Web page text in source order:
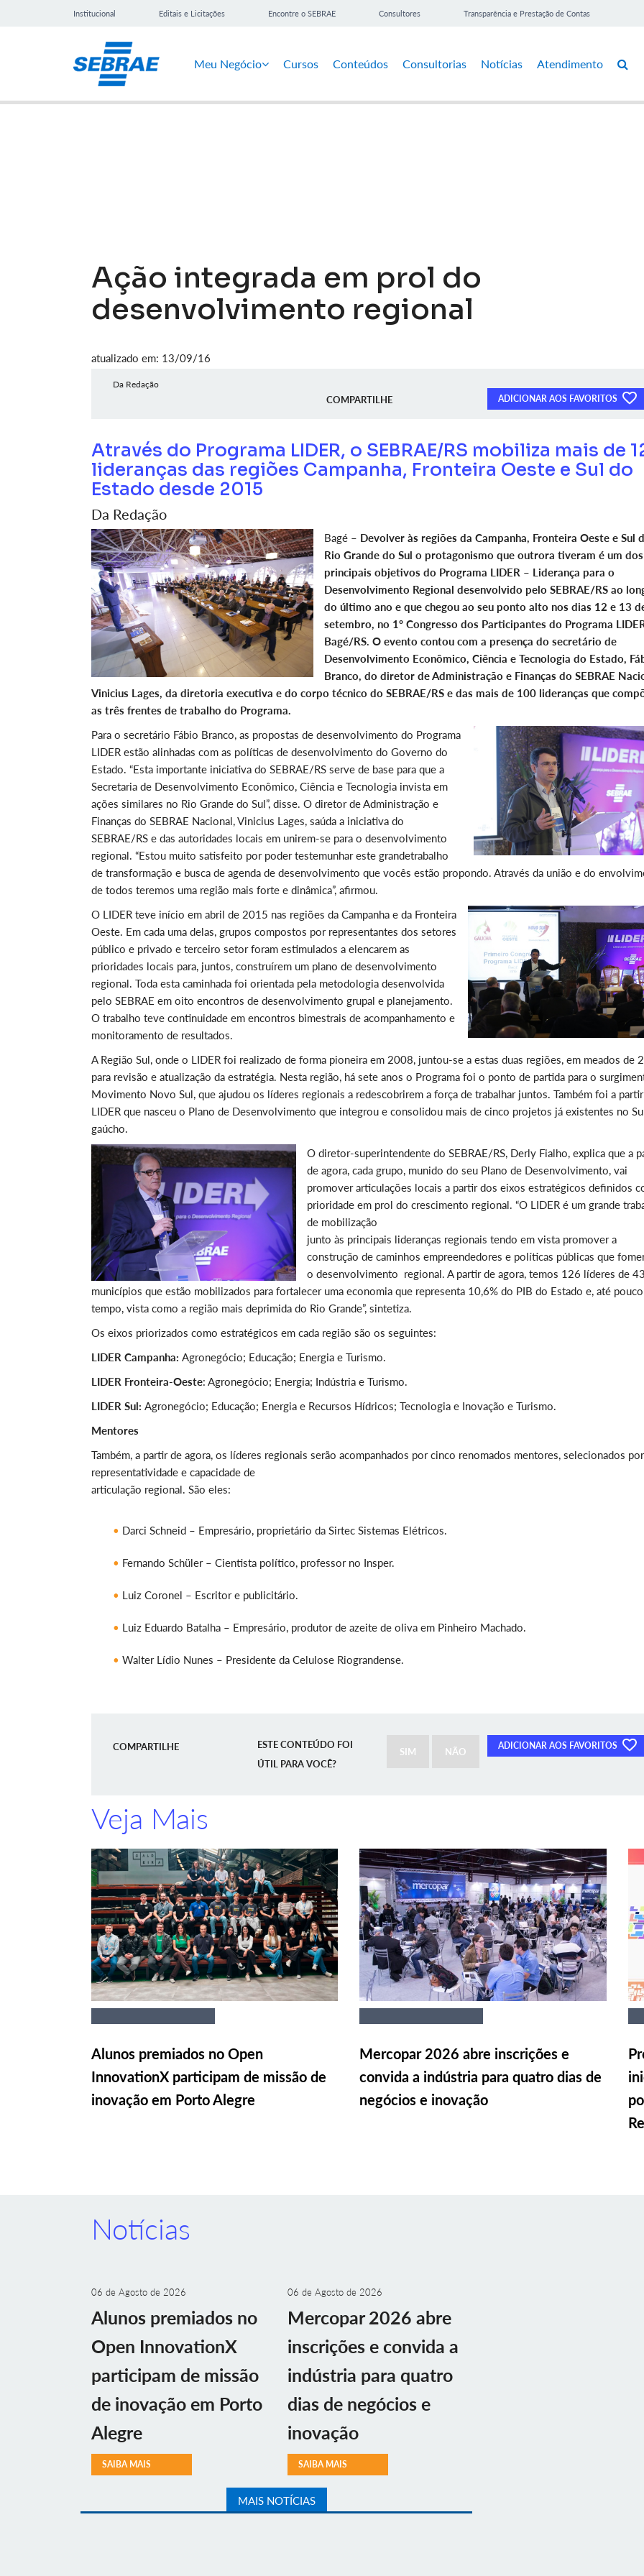
Institucional Editais e Licitações Encontre o SEBRAE Consultores Transparência e Prestação de Contas
Meu Negócio Cursos Conteúdos Consultorias Notícias Atendimento
Ação integrada em prol do
desenvolvimento regional
atualizado em: 13/09/16
Da Redação
COMPARTILHE ADICIONAR AOS FAVORITOS
Através do Programa LIDER, o SEBRAE/RS mobiliza mais de
lideranças das regiões Campanha, Fronteira Oeste e Sul do
Estado desde 2015
Da Redação
Bagé – Devolver às regiões da Campanha, Fronteira Oeste e Sul
Rio Grande do Sul o protagonismo que outrora tiveram é um dos
principais objetivos do Programa LIDER – Liderança para o
Desenvolvimento Regional desenvolvido pelo SEBRAE/RS ao
do último ano e que chegou ao seu ponto alto nos dias 12 e 13
setembro, no 1º Congresso dos Participantes do Programa
Bagé/RS. O evento contou com a presença do secretário de
Desenvolvimento Econômico, Ciência e Tecnologia do Estado,
Branco, do diretor de Administração e Finanças do SEBRAE
Vinicius Lages, da diretoria executiva e do corpo técnico do SEBRAE/RS e das mais de 100 lideranças que
as três frentes de trabalho do Programa.
Para o secretário Fábio Branco, as propostas de desenvolvimento do Programa
LIDER estão alinhadas com as políticas de desenvolvimento do Governo do
Estado. “Esta importante iniciativa do SEBRAE/RS serve de base para que a
Secretaria de Desenvolvimento Econômico, Ciência e Tecnologia invista em
ações similares no Rio Grande do Sul”, disse. O diretor de Administração e
Finanças do SEBRAE Nacional, Vinicius Lages, saúda a iniciativa do
SEBRAE/RS e das autoridades locais em unirem-se para o desenvolvimento
regional. “Estou muito satisfeito por poder testemunhar este grandetrabalho
de transformação e busca de agenda de desenvolvimento que vocês estão propondo. Através da união e do
de todos teremos uma região mais forte e dinâmica”, afirmou.
O LIDER teve início em abril de 2015 nas regiões da Campanha e da Fronteira
Oeste. Em cada uma delas, grupos compostos por representantes dos setores
público e privado e terceiro setor foram estimulados a elencarem as
prioridades locais para, juntos, construírem um plano de desenvolvimento
regional. Toda esta caminhada foi orientada pela metodologia desenvolvida
pelo SEBRAE em oito encontros de desenvolvimento grupal e planejamento.
O trabalho teve continuidade em encontros bimestrais de acompanhamento e
monitoramento de resultados.
A Região Sul, onde o LIDER foi realizado de forma pioneira em 2008, juntou-se a estas duas regiões, em meados de
para revisão e atualização da estratégia. Nesta região, há sete anos o Programa foi o ponto de partida para o
Movimento Novo Sul, que ajudou os líderes regionais a redescobrirem a força de trabalhar juntos. Também foi a
LIDER que nasceu o Plano de Desenvolvimento que integrou e consolidou mais de cinco projetos já existentes no
gaúcho.
O diretor-superintendente do SEBRAE/RS, Derly Fialho, explica que a
de agora, cada grupo, munido do seu Plano de Desenvolvimento, vai
promover articulações locais a partir dos eixos estratégicos definidos
prioridade em prol do crescimento regional. “O LIDER é um grande
de mobilização
junto às principais lideranças regionais tendo em vista promover a
construção de caminhos empreendedores e políticas públicas que
o desenvolvimento regional. A partir de agora, temos 126 líderes de
municípios que estão mobilizados para fortalecer uma economia que representa 10,6% do PIB do Estado e, até pouco
tempo, vista como a região mais deprimida do Rio Grande”, sintetiza.
Os eixos priorizados como estratégicos em cada região são os seguintes:
LIDER Campanha: Agronegócio; Educação; Energia e Turismo.
LIDER Fronteira-Oeste: Agronegócio; Energia; Indústria e Turismo.
LIDER Sul: Agronegócio; Educação; Energia e Recursos Hídricos; Tecnologia e Inovação e Turismo.
Mentores
Também, a partir de agora, os líderes regionais serão acompanhados por cinco renomados mentores, selecionados
representatividade e capacidade de
articulação regional. São eles:
Darci Schneid – Empresário, proprietário da Sirtec Sistemas Elétricos.
Fernando Schüler – Cientista político, professor no Insper.
Luiz Coronel – Escritor e publicitário.
Luiz Eduardo Batalha – Empresário, produtor de azeite de oliva em Pinheiro Machado.
Walter Lídio Nunes – Presidente da Celulose Riograndense.
COMPARTILHE ADICIONAR AOS FAVORITOS
ESTE CONTEÚDO FOI
ÚTIL PARA VOCÊ?
SIM NÃO
Veja Mais
Alunos premiados no Open
InnovationX participam de missão de
inovação em Porto Alegre
Mercopar 2026 abre inscrições e
convida a indústria para quatro dias de
negócios e inovação
Notícias
06 de Agosto de 2026
Alunos premiados no
Open InnovationX
participam de missão
de inovação em Porto
Alegre
SAIBA MAIS
06 de Agosto de 2026
Mercopar 2026 abre
inscrições e convida a
indústria para quatro
dias de negócios e
inovação
SAIBA MAIS
MAIS NOTÍCIAS